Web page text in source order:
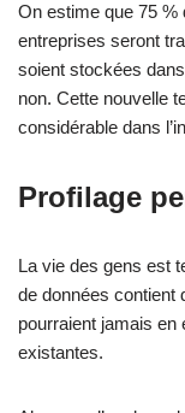
On estime que 75 %
entreprises seront
soient stockées
non. Cette nouvelle
considérable dans
Profilage
La vie des gens est
de données contient
pourraient jamais en
existantes.